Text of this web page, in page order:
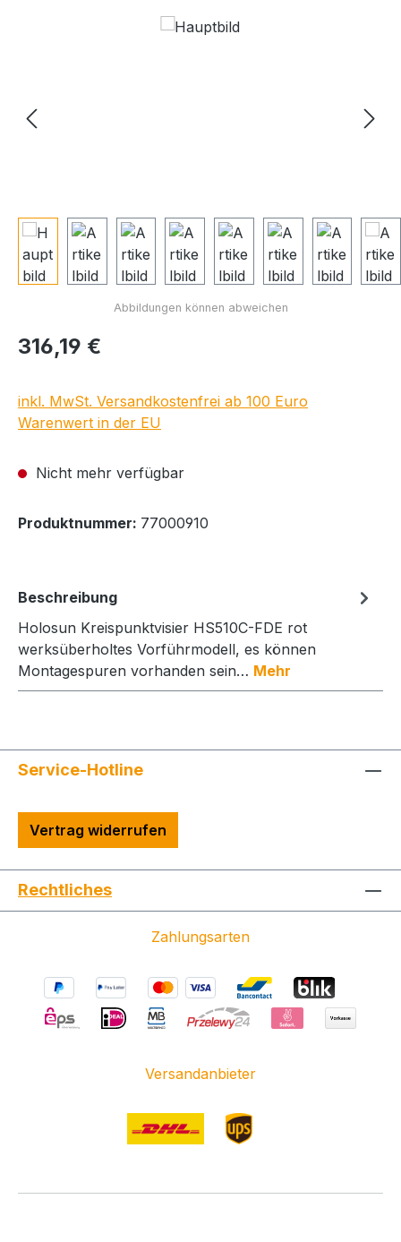
Bildergalerie überspringen
Regulärer Preis:
316,19 €
inkl. MwSt. Versandkostenfrei ab 100 Euro
Warenwert in der EU
Nicht mehr verfügbar
Produktnummer: 77000910
Beschreibung
Holosun Kreispunktvisier HS510C-FDE rot
werksüberholtes Vorführmodell, es können
Montagespuren vorhanden sein… Mehr
Service-Hotline
Vertrag widerrufen
Rechtliches
Zahlungsarten
Versandanbieter